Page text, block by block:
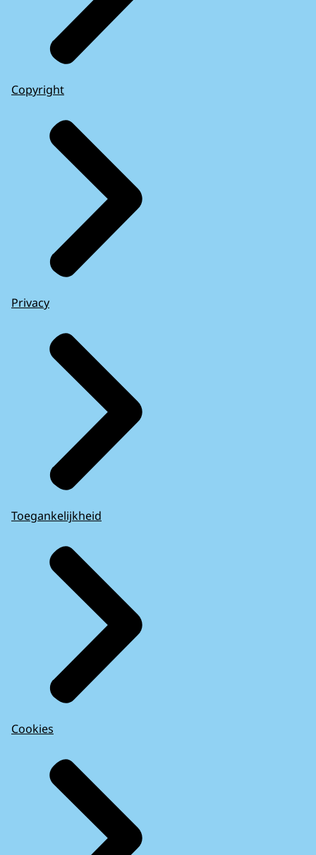
Copyright
Privacy
Toegankelijkheid
Cookies